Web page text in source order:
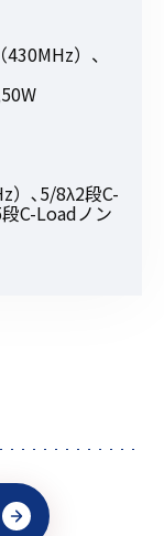
）、
）､5/8λ2段C-
C-Loadノン